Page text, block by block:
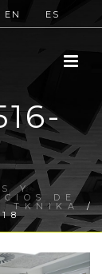
EN ES
Y
DE
TKNIKA/